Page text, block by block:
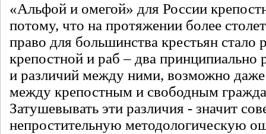
«Альфой и омегой» для России
потому, что на протяжении более
право для большинства крестьян стало
крепостной и раб – два принципиально
и различий между ними, возможно
между крепостным и свободным
Затушевывать эти различия - значит
непростительную методологическую